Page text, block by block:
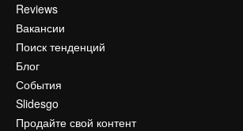
Reviews
Вакансии
Поиск тенденций
Блог
События
Slidesgo
Продайте свой контент